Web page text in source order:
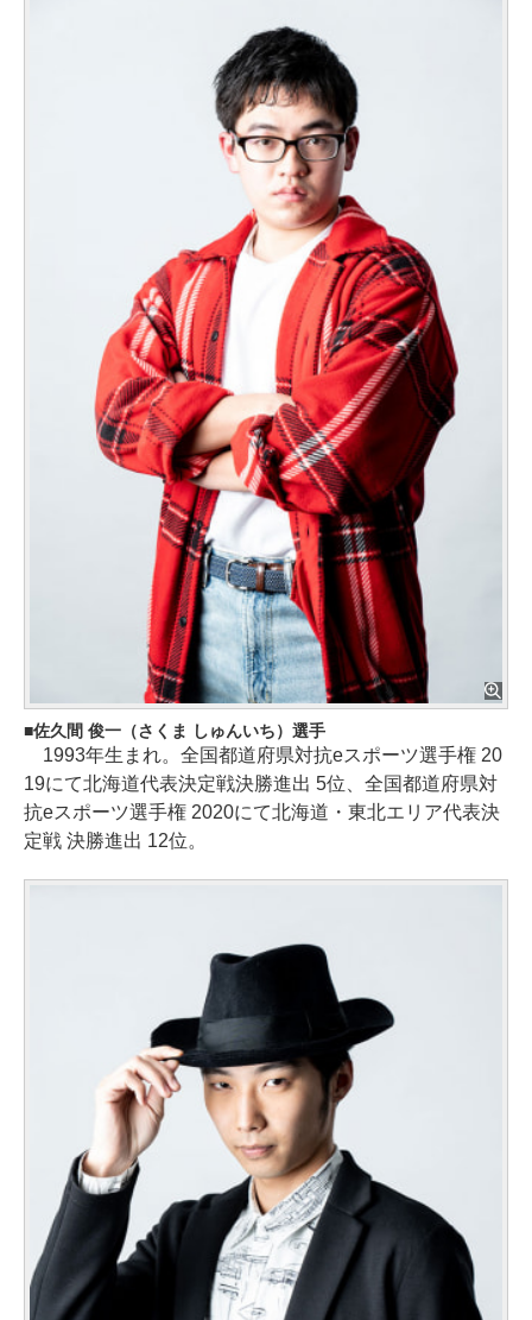
佐久間 俊一（さくま しゅんいち）選手
1993年生まれ。全国都道府県対抗eスポーツ選手権 20
19にて北海道代表決定戦決勝進出 5位、全国都道府県対
抗eスポーツ選手権 2020にて北海道・東北エリア代表決
定戦 決勝進出 12位。